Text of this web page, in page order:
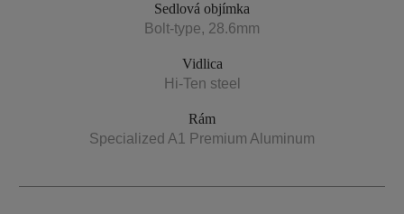
Sedlová objímka
Bolt-type, 28.6mm
Vidlica
Hi-Ten steel
Rám
Specialized A1 Premium Aluminum